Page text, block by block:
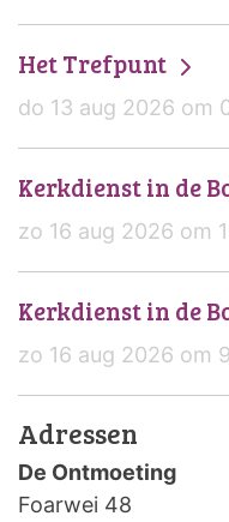
Het Trefpunt
do 13 aug 2026 om
Kerkdienst in de
zo 16 aug 2026 om
Kerkdienst in de
zo 16 aug 2026 om
Adressen
De Ontmoeting
Foarwei 48